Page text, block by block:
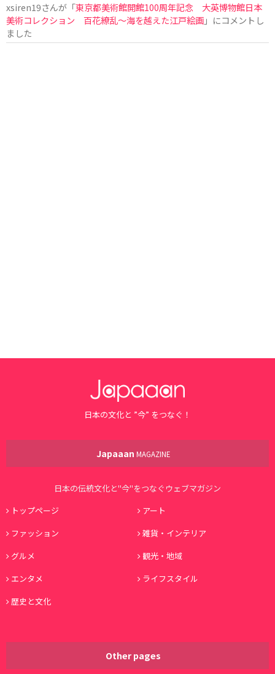
xsiren19さんが「東京都美術館開館100周年記念 大英博物館日本
美術コレクション 百花繚乱～海を越えた江戸絵画」にコメントし
ました
日本の文化と ”今” をつなぐ！
Japaaan MAGAZINE
日本の伝統文化と"今"をつなぐウェブマガジン
トップページ
アート
ファッション
雑貨・インテリア
グルメ
観光・地域
エンタメ
ライフスタイル
歴史と文化
Other pages